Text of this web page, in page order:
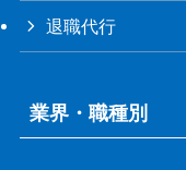
退職代行
業界・職種別